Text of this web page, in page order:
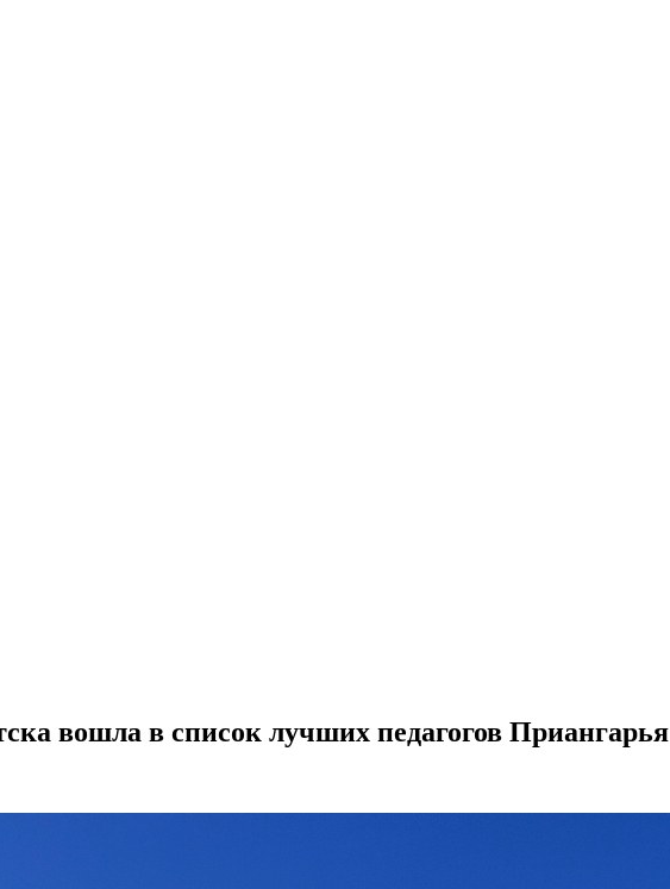
вошла в список лучших педагогов Приангарья